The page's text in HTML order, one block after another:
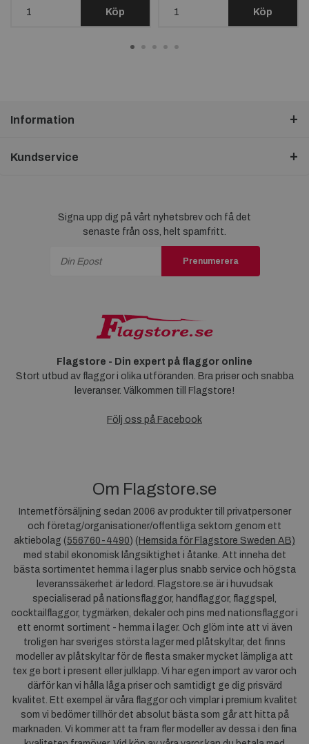
Köp Köp
Information
Kundservice
Signa upp dig på vårt nyhetsbrev och få det
senaste från oss, helt spamfritt.
Prenumerera
Flagstore - Din expert på flaggor online
Stort utbud av flaggor i olika utföranden. Bra priser och snabba
leveranser. Välkommen till Flagstore!
Följ oss på Facebook
Om Flagstore.se
Internetförsäljning sedan 2006 av produkter till privatpersoner
och företag/organisationer/offentliga sektorn genom ett
aktiebolag (556760-4490) ( Hemsida för Flagstore Sweden AB)
med stabil ekonomisk långsiktighet i åtanke. Att inneha det
bästa sortimentet hemma i lager plus snabb service och högsta
leveranssäkerhet är ledord. Flagstore.se är i huvudsak
specialiserad på nationsflaggor, handflaggor, flaggspel,
cocktailflaggor, tygmärken, dekaler och pins med nationsflaggor i
ett enormt sortiment - hemma i lager. Och glöm inte att vi även
troligen har sveriges största lager med plåtskyltar, det finns
modeller av plåtskyltar för de flesta smaker mycket lämpliga att
tex ge bort i present eller julklapp. Vi har egen import av varor och
därför kan vi hålla låga priser och samtidigt ge dig prisvärd
kvalitet. Ett exempel är våra flaggor och vimplar i premium kvalitet
som vi bedömer tillhör det absolut bästa som går att hitta på
marknaden. Vi kommer att ta fram fler modeller av dessa i den fina